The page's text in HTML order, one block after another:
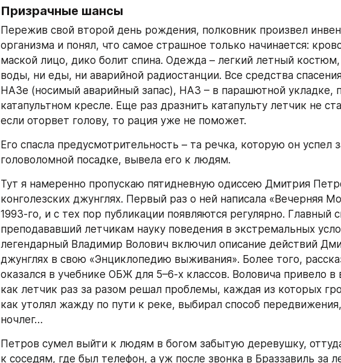
Призрачные шансы
Пережив свой второй день рождения, полковник произвел
организма и понял, что самое страшное только начинается:
маской лицо, дико болит спина. Одежда – легкий летный
воды, ни еды, ни аварийной радиостанции. Все средства
НАЗе (носимый аварийный запас), НАЗ – в парашютной укладке,
катапультном кресле. Еще раз дразнить катапульту летчик не
если оторвет голову, то рация уже не поможет.
Его спасла предусмотрительность – та речка, которую он успел
головоломной посадке, вывела его к людям.
Тут я намеренно пропускаю пятидневную одиссею Дмитрия
конголезских джунглях. Первый раз о ней написала «Вечерняя
1993-го, и с тех пор публикации появляются регулярно. Главный
преподававший летчикам науку поведения в экстремальных
легендарный Владимир Волович включил описание действий
джунглях в свою «Энциклопедию выживания». Более того,
оказался в учебнике ОБЖ для 5–6-х классов. Воловича привело в
как летчик раз за разом решал проблемы, каждая из которых
как утолял жажду по пути к реке, выбирал способ
ночлег…
Петров сумел выйти к людям в богом забытую деревушку,
к соседям, где был телефон, а уж после звонка в Браззавиль за